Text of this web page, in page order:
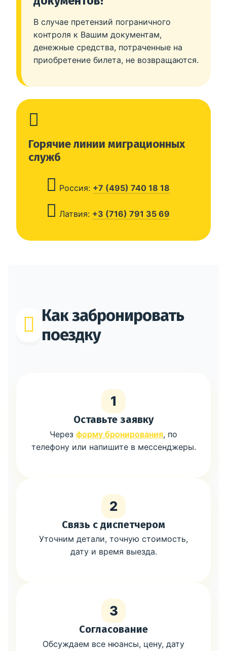
В случае претензий пограничного
контроля к Вашим документам,
денежные средства, потраченные на
приобретение билета, не возвращаются.
Горячие линии миграционных
служб
Россия: +7 (495) 740 18 18
Латвия: +3 (716) 791 35 69
Как забронировать
поездку
1
Оставьте заявку
Через форму бронирования, по
телефону или напишите в мессенджеры.
2
Связь с диспетчером
Уточним детали, точную стоимость,
дату и время выезда.
3
Согласование
Обсуждаем все нюансы, цену, дату